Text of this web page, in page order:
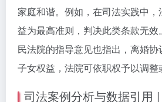
家庭和谐。例如，在司法实践中
益为最高准则，判决此类条款无效
民法院的指导意见也指出，离婚
子女权益，法院可依职权予以调整
司法案例分析与数据引用